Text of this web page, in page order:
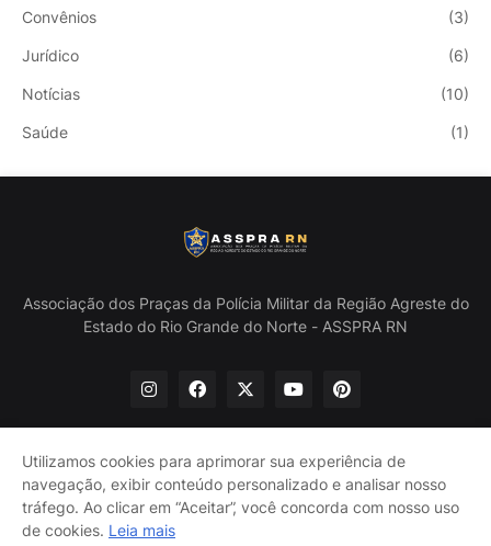
Convênios (3)
Jurídico (6)
Notícias (10)
Saúde (1)
Associação dos Praças da Polícia Militar da Região Agreste do
Estado do Rio Grande do Norte - ASSPRA RN
Início Quem Somos
Política de Privacidade
Contate-nos
Utilizamos cookies para aprimorar sua experiência de
navegação, exibir conteúdo personalizado e analisar nosso
tráfego. Ao clicar em “Aceitar”, você concorda com nosso uso
de cookies. Leia mais